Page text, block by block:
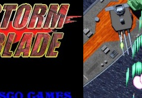
[LTF] Eté 2026 - Séquence
[GK] Mistfall Hunter : déjà
[GK] Wo Long 2 évolue
[GK] Crossfire : un TPS à
[LS] [PS5] Premiers